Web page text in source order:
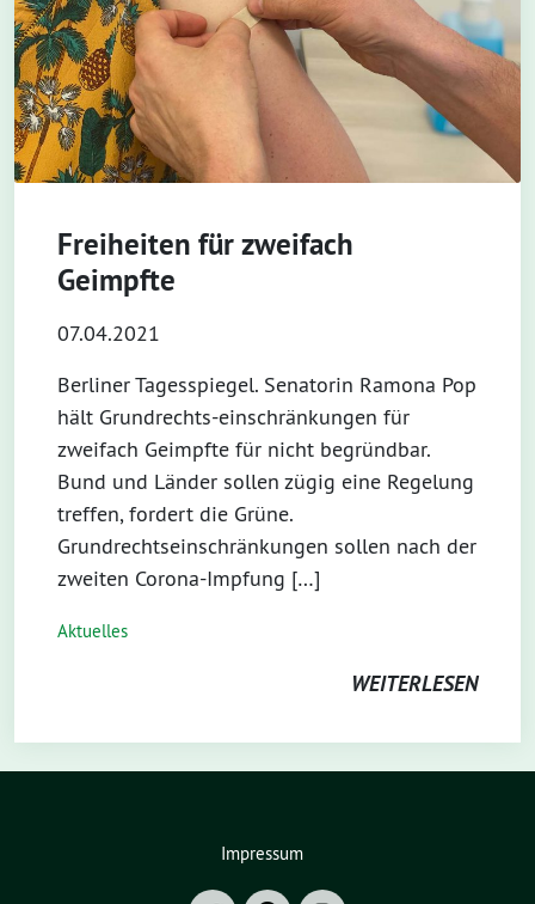
Freiheiten für zweifach
Geimpfte
07.04.2021
Berliner Tagesspiegel. Senatorin Ramona Pop
hält Grundrechts-einschränkungen für
zweifach Geimpfte für nicht begründbar.
Bund und Länder sollen zügig eine Regelung
treffen, fordert die Grüne.
Grundrechtseinschränkungen sollen nach der
zweiten Corona-Impfung […]
Aktuelles
WEITERLESEN
Impressum